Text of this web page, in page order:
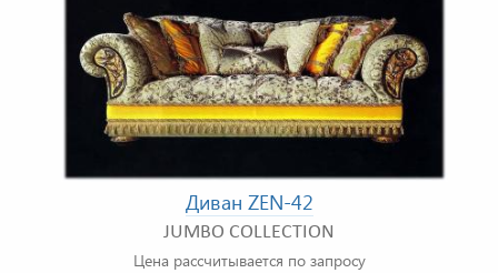
Диван ZEN-42
JUMBO COLLECTION
Цена рассчитывается по запросу